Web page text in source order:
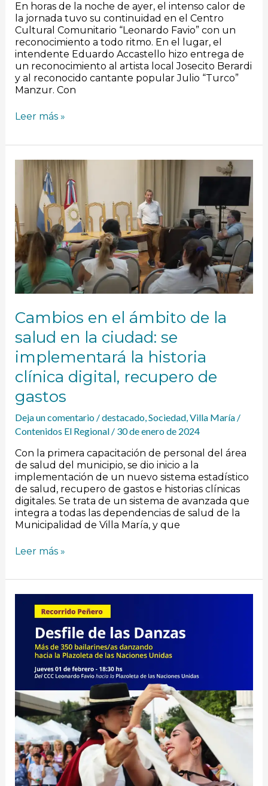
En horas de la noche de ayer, el intenso calor de
la jornada tuvo su continuidad en el Centro
Cultural Comunitario “Leonardo Favio” con un
reconocimiento a todo ritmo. En el lugar, el
intendente Eduardo Accastello hizo entrega de
un reconocimiento al artista local Josecito Berardi
y al reconocido cantante popular Julio “Turco”
Manzur. Con
Leer más »
Cambios en el ámbito de la
salud en la ciudad: se
implementará la historia
clínica digital, recupero de
gastos
Deja un comentario /destacado, Sociedad, Villa María/
Contenidos El Regional / 30 de enero de 2024
Con la primera capacitación de personal del área
de salud del municipio, se dio inicio a la
implementación de un nuevo sistema estadístico
de salud, recupero de gastos e historias clínicas
digitales. Se trata de un sistema de avanzada que
integra a todas las dependencias de salud de la
Municipalidad de Villa María, y que
Cambios
ámbito
de
la
salud
en
la
ciudad:
se
implementará
historia
clínica
digital,
recupero
de
gastos
Leer más »
bailarines
desfilarán
para
al
Recorrido
Peñero